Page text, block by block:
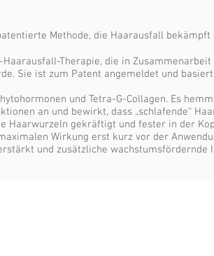
Methode, die Haarausfall
Therapie, die in
Sie ist zum Patent angemeldet und
und Tetra-G-Collagen. Es
an und bewirkt, dass „schlafende“
Haarwurzeln gekräftigt und fester in der
Wirkung erst kurz vor der
und zusätzliche wachstumsfördernde